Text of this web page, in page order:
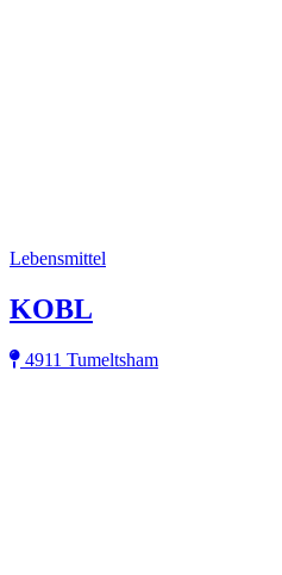
Lebensmittel
KOBL
4911 Tumeltsham